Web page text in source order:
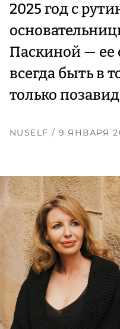
2025 год с
Паскиной — ее
всегда быть в
только
NUSELF / 9 ЯНВАРЯ